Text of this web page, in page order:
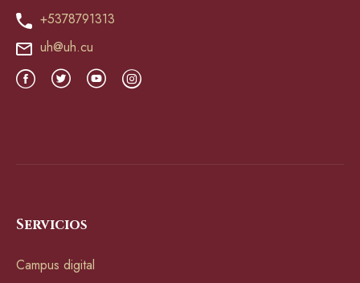
+5378791313
uh@uh.cu
Servicios
Campus digital